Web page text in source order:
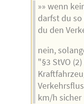
»» wenn
darfst du
du den
nein,
"§3 StVO
km/h sicher